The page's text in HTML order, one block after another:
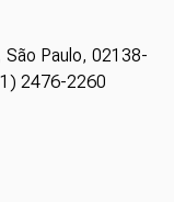
São Paulo, 02138-
2476-2260